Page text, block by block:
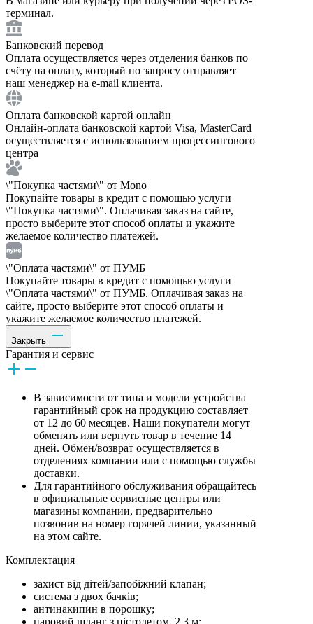
терминал.
Банковский перевод
Оплата осуществляется через отделения банков по
счёту на оплату, который по запросу отправляет
наш менеджер на e-mail клиента.
Оплата банковской картой онлайн
Онлайн-оплата банковской картой Visa, MasterCard
осуществляется с использованием процессингового
центра
\"Покупка частями\" от Mono
Покупайте товары в кредит с помощью услуги
\"Покупка частями\". Оплачивая заказ на сайте,
просто выберите этот способ оплаты и укажите
желаемое количество платежей.
\"Оплата частями\" от ПУМБ
Покупайте товары в кредит с помощью услуги
\"Оплата частями\" от ПУМБ. Оплачивая заказ на
сайте, просто выберите этот способ оплаты и
укажите желаемое количество платежей.
Закрыть
Гарантия и сервис
В зависимости от типа и модели устройства
гарантийный срок на продукцию составляет
от 12 до 60 месяцев. Наши покупатели могут
обменять или вернуть товар в течение 14
дней. Обмен/возврат осуществляется в
отделениях компании или с помощью службы
доставки.
Для гарантийного обслуживания обращайтесь
в официальные сервисные центры или
магазины компании, предварительно
позвонив на номер горячей линии, указанный
на этом сайте.
Комплектация
захист від дітей/запобіжний клапан;
система з двох бачків;
антинакипин в порошку;